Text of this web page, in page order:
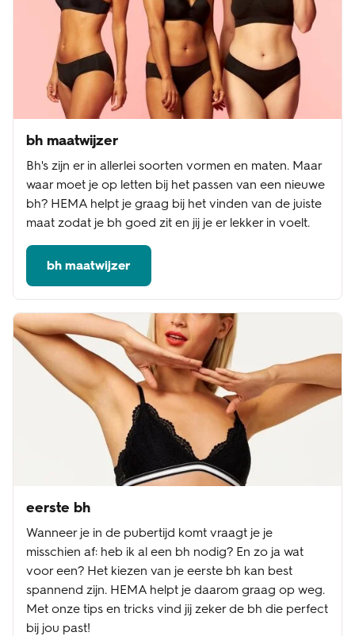
bh maatwijzer
Bh's zijn er in allerlei soorten vormen en maten. Maar
waar moet je op letten bij het passen van een nieuwe
bh? HEMA helpt je graag bij het vinden van de juiste
maat zodat je bh goed zit en jij je er lekker in voelt.
bh maatwijzer
eerste bh
Wanneer je in de pubertijd komt vraagt je je
misschien af: heb ik al een bh nodig? En zo ja wat
voor een? Het kiezen van je eerste bh kan best
spannend zijn. HEMA helpt je daarom graag op weg.
Met onze tips en tricks vind jij zeker de bh die perfect
bij jou past!